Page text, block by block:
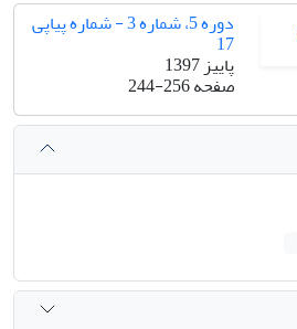
دوره 5، شماره 3 - شماره پیاپی
17
پاییز 1397
صفحه244-256